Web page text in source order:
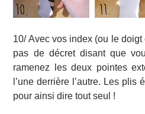
10/ Avec vos index (ou le
pas de décret disant que
ramenez les deux pointes
l’une derrière l’autre. Les plis
pour ainsi dire tout seul !